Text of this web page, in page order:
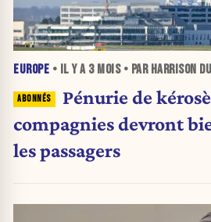
EUROPE • IL Y A 3 MOIS• PAR HARRISON
Pénurie de
compagnies devront
les passagers